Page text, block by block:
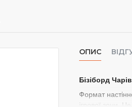
ОПИС
Бізіборд
Формат
ігрової зони.